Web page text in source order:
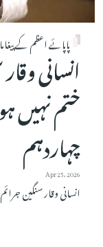
پاپائے اعظم کے
انسانی
ختم نہیں
چہاردہم
Apr 25, 2026
انسانی وقار سنگین